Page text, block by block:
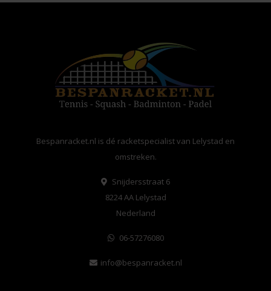
Bespanracket.nl is dé racketspecialist van Lelystad en
omstreken.
Snijdersstraat 6
8224 AA Lelystad
Nederland
06-57276080
info@bespanracket.nl